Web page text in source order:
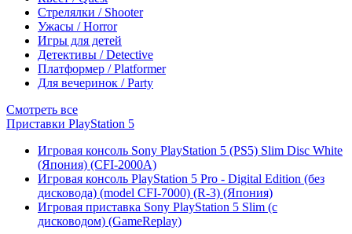
Стрелялки / Shooter
Ужасы / Horror
Игры для детей
Детективы / Detective
Платформер / Platformer
Для вечеринок / Party
Смотреть все
Приставки PlayStation 5
Игровая консоль Sony PlayStation 5 (PS5) Slim Disc White
(Япония) (CFI-2000A)
Игровая консоль PlayStation 5 Pro - Digital Edition (без
дисковода) (model CFI-7000) (R-3) (Япония)
Игровая приставка Sony PlayStation 5 Slim (с
дисководом) (GameReplay)